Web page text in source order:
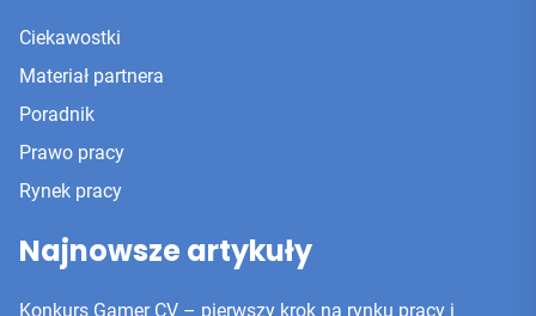
Ciekawostki
Materiał partnera
Poradnik
Prawo pracy
Rynek pracy
Najnowsze artykuły
Konkurs Gamer CV – pierwszy krok na rynku pracy i